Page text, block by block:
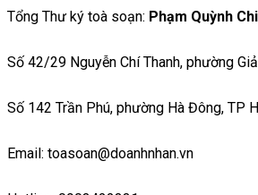
Tổng Thư ký toà soạn: Phạm Quỳnh Chi
Số 42/29 Nguyễn Chí Thanh, phường
Số 142 Trần Phú, phường Hà Đông, TP
Email: toasoan@doanhnhan.vn